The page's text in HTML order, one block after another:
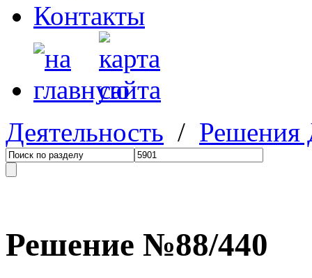
Контакты
Деятельность /
Решение №88/440